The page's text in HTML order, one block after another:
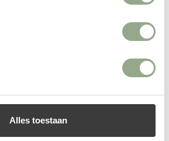
Alles toestaan